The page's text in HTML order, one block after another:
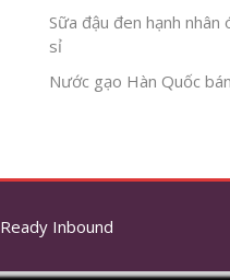
Sữa đậu đen hạnh nhân
sỉ
Nước gạo Hàn Quốc
Ready Inbound